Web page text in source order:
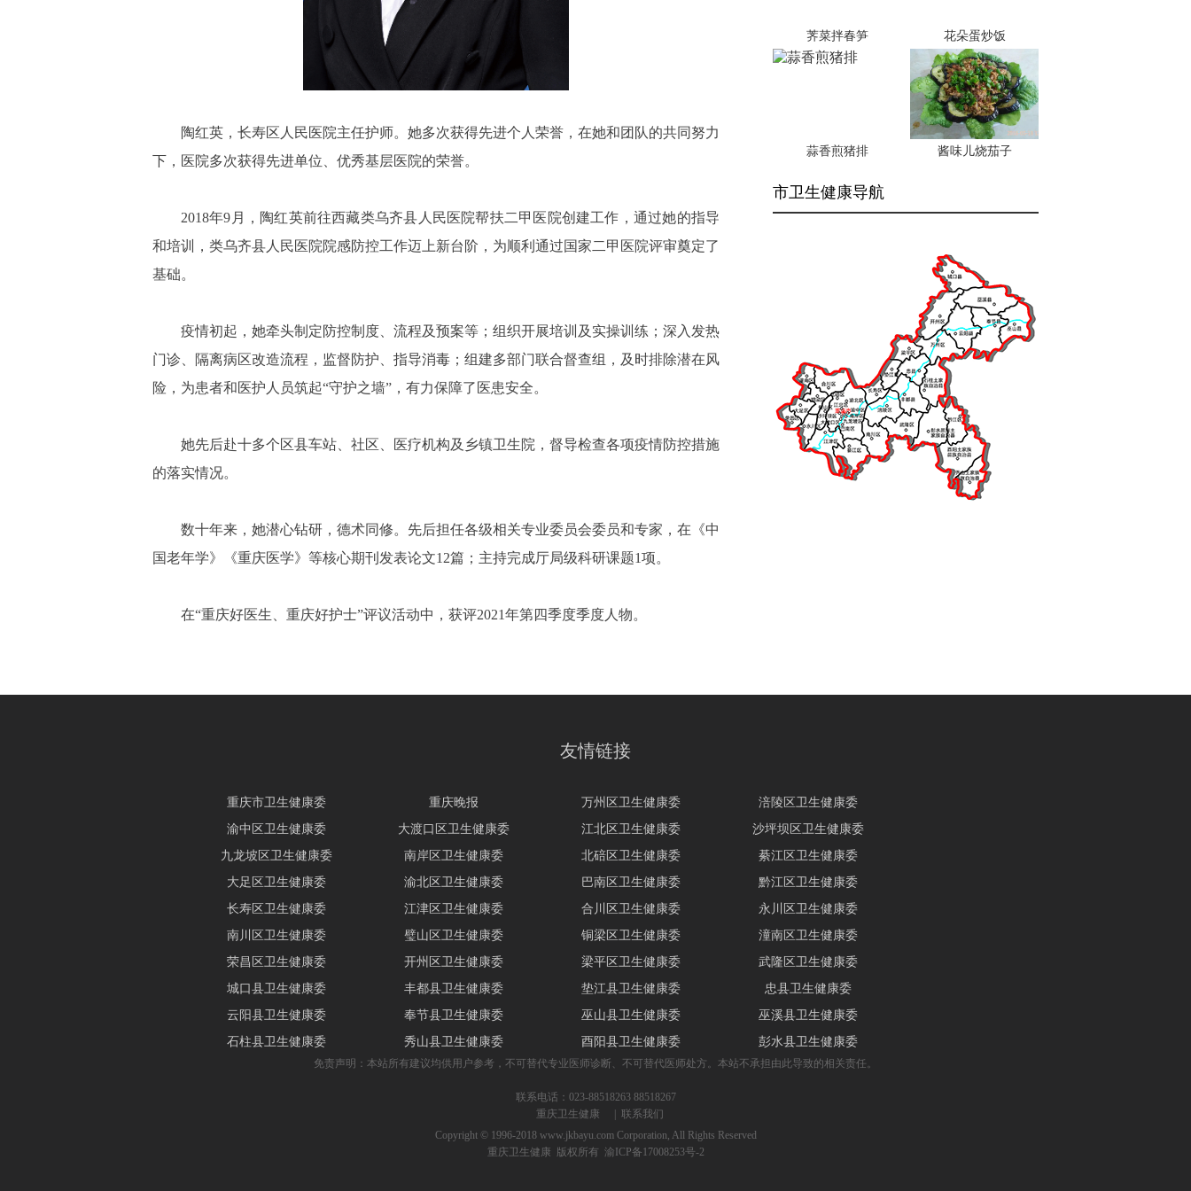
陶红英，长寿区人民医院主任护师。她多次获得先进个人荣誉，在她和团队的共同努力
下，医院多次获得先进单位、优秀基层医院的荣誉。
2018年9月，陶红英前往西藏类乌齐县人民医院帮扶二甲医院创建工作，通过她的指导
和培训，类乌齐县人民医院院感防控工作迈上新台阶，为顺利通过国家二甲医院评审奠定了
基础。
疫情初起，她牵头制定防控制度、流程及预案等；组织开展培训及实操训练；深入发热
门诊、隔离病区改造流程，监督防护、指导消毒；组建多部门联合督查组，及时排除潜在风
险，为患者和医护人员筑起“守护之墙”，有力保障了医患安全。
她先后赴十多个区县车站、社区、医疗机构及乡镇卫生院，督导检查各项疫情防控措施
的落实情况。
数十年来，她潜心钻研，德术同修。先后担任各级相关专业委员会委员和专家，在《中
国老年学》《重庆医学》等核心期刊发表论文12篇；主持完成厅局级科研课题1项。
在“重庆好医生、重庆好护士”评议活动中，获评2021年第四季度季度人物。
荠菜拌春笋 花朵蛋炒饭
蒜香煎猪排 酱味儿烧茄子
市卫生健康导航
友情链接
重庆市卫生健康委 重庆晚报 万州区卫生健康委
涪陵区卫生健康委
渝中区卫生健康委
大渡口区卫生健康委 江北区卫生健康委
沙坪坝区卫生健康委
九龙坡区卫生健康委
南岸区卫生健康委 北碚区卫生健康委
綦江区卫生健康委
大足区卫生健康委
渝北区卫生健康委 巴南区卫生健康委
黔江区卫生健康委
长寿区卫生健康委
江津区卫生健康委 合川区卫生健康委
永川区卫生健康委
南川区卫生健康委
璧山区卫生健康委 铜梁区卫生健康委
潼南区卫生健康委
荣昌区卫生健康委
开州区卫生健康委 梁平区卫生健康委
武隆区卫生健康委
城口县卫生健康委
丰都县卫生健康委 垫江县卫生健康委
忠县卫生健康委
云阳县卫生健康委
奉节县卫生健康委 巫山县卫生健康委
巫溪县卫生健康委
石柱县卫生健康委
秀山县卫生健康委 酉阳县卫生健康委 彭水县卫生健康委
免责声明：本站所有建议均供用户参考，不可替代专业医师诊断、不可替代医师处方。本站不承担由此导致的相关责任。
联系电话：023-88518263 88518267
重庆卫生健康
联系我们
Copyright © 1996-2018 www.jkbayu.com Corporation, All Rights Reserved
重庆卫生健康
版权所有 渝ICP备17008253号-2